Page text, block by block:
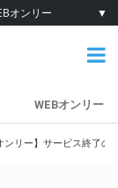
オンリー ▼
WEBオンリー
ンリー】サービス終了の